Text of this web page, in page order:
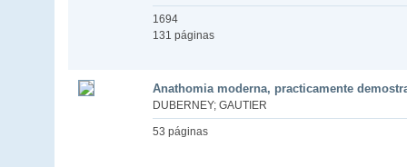
1694
131 páginas
Anathomia moderna, practicamente
DUBERNEY; GAUTIER
53 páginas